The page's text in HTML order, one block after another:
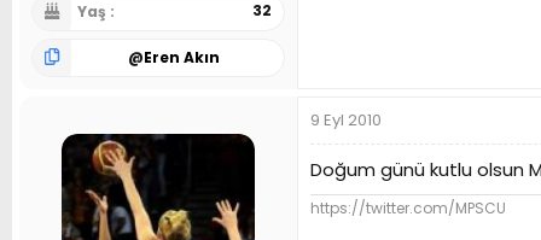
Yaş 32
@Eren Akın
9 Eyl 2010
Doğum günü kutlu olsun
https://twitter.com/MPSCU